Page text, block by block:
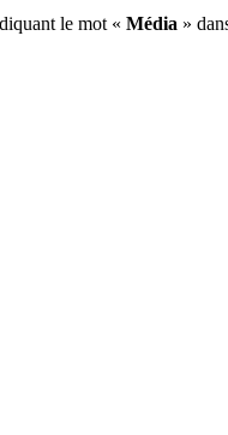
le mot « Média »